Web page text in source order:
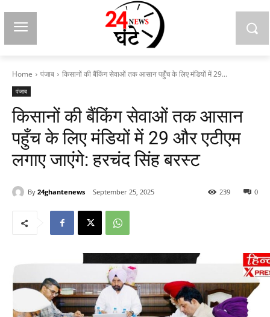
Home पंजाब किसानों की बैंकिंग सेवाओं तक आसान पहुँच के लिए मंडियों में 29...
पंजाब
किसानों की बैंकिंग सेवाओं तक आसान
पहुँच के लिए मंडियों में 29 और एटीएम
लगाए जाएंगे: हरचंद सिंह बरस्ट
By 24ghantenews September 25, 2025 0
239